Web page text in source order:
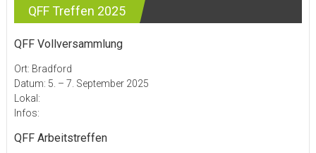
QFF Treffen 2025
QFF Vollversammlung
Ort: Bradford
Datum: 5. – 7. September 2025
Lokal:
Infos:
QFF Arbeitstreffen